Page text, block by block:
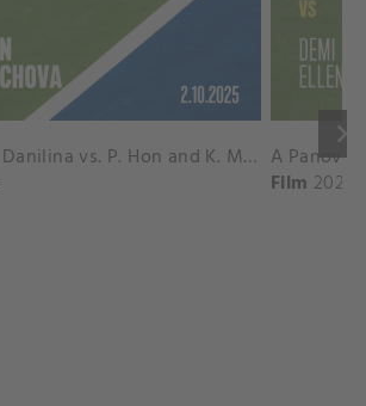
keyboard_arrow_right
A. Krunic and A. Danilina vs. P. Hon and K. Muchova Match Highlights - BEIJING_Capital Group Diamond ( October 02, 2025)
Film 2026